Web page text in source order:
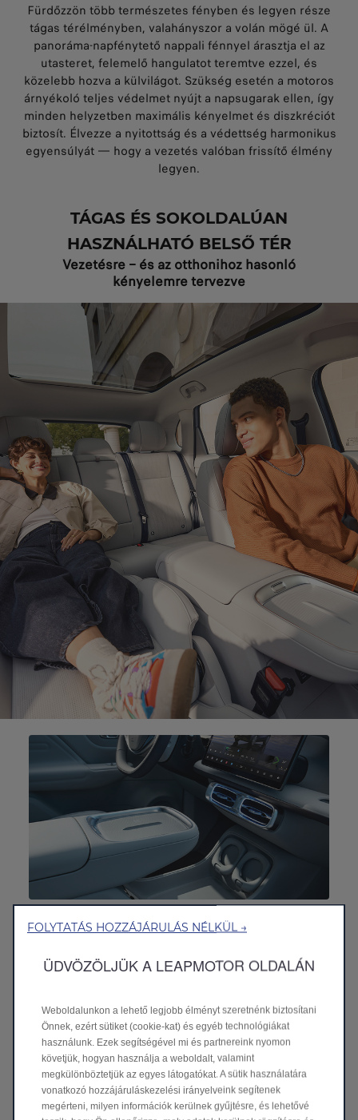
Fürdőzzön több természetes fényben és legyen része
tágas térélményben, valahányszor a volán mögé ül. A
panoráma-napfénytető nappali fénnyel árasztja el az
utasteret, felemelő hangulatot teremtve ezzel, és
közelebb hozva a külvilágot. Szükség esetén a motoros
árnyékoló teljes védelmet nyújt a napsugarak ellen, így
minden helyzetben maximális kényelmet és diszkréciót
biztosít. Élvezze a nyitottság és a védettség harmonikus
egyensúlyát — hogy a vezetés valóban frissítő élmény
legyen.
TÁGAS ÉS SOKOLDALÚAN
HASZNÁLHATÓ BELSŐ TÉR
Vezetésre – és az otthonihoz hasonló
kényelemre tervezve
Okostelefon-tartó és -töltés
Okos töltés és kényelem.
biztonságosan elfér. A vezető felőli mobiltartó beépített
FOLYTATÁS HOZZÁJÁRULÁS NÉLKÜL →
ÜDVÖZÖLJÜK A LEAPMOTOR OLDALÁN
Weboldalunkon a lehető legjobb élményt szeretnénk biztosítani
Önnek, ezért sütiket (cookie-kat) és egyéb technológiákat
használunk. Ezek segítségével mi és partnereink nyomon
követjük, hogyan használja a weboldalt, valamint
megkülönböztetjük az egyes látogatókat. A sütik használatára
vonatkozó hozzájáruláskezelési irányelveink segítenek
megérteni, milyen információk kerülnek gyűjtésre, és lehetővé